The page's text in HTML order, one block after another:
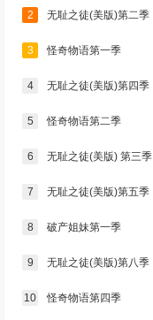
2 无耻之徒(美版)第二季
3 怪奇物语第一季
4 无耻之徒(美版)第四季
5 怪奇物语第二季
6 无耻之徒(美版) 第三季
7 无耻之徒(美版)第五季
8 破产姐妹第一季
9 无耻之徒(美版)第八季
10 怪奇物语第四季